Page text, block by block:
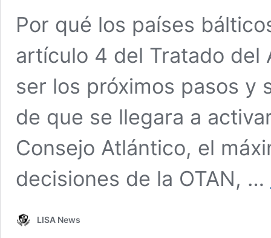
Por qué los países
artículo 4 del Tratado del
ser los próximos pasos y
de que se llegara a
Consejo Atlántico, el
decisiones de la OTAN, …
LISA News